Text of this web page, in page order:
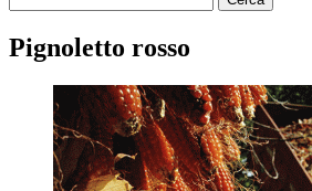
Pignoletto rosso